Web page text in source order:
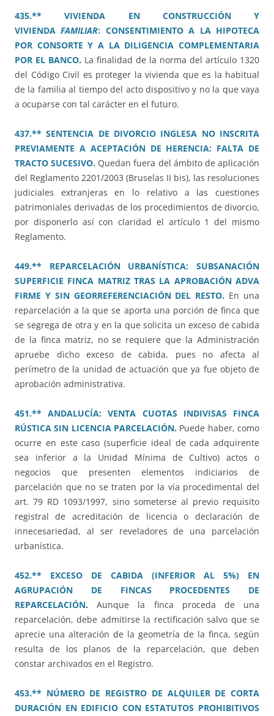
435.** VIVIENDA EN CONSTRUCCIÓN Y
VIVIENDAFAMILIAR: CONSENTIMIENTO A LA HIPOTECA
POR CONSORTE Y A LA DILIGENCIA COMPLEMENTARIA
POR EL BANCO. La finalidad de la norma del artículo 1320
del Código Civil es proteger la vivienda que es la habitual
de la familia al tiempo del acto dispositivo y no la que vaya
a ocuparse con tal carácter en el futuro.
437.** SENTENCIA DE DIVORCIO INGLESA NO INSCRITA
PREVIAMENTE A ACEPTACIÓN DE HERENCIA: FALTA DE
TRACTO SUCESIVO. Quedan fuera del ámbito de aplicación
del Reglamento 2201/2003 (Bruselas II bis), las resoluciones
judiciales extranjeras en lo relativo a las cuestiones
patrimoniales derivadas de los procedimientos de divorcio,
por disponerlo así con claridad el artículo 1 del mismo
Reglamento.
449.** REPARCELACIÓN URBANÍSTICA: SUBSANACIÓN
SUPERFICIE FINCA MATRIZ TRAS LA APROBACIÓN ADVA
FIRME Y SIN GEORREFERENCIACIÓN DEL RESTO. En una
reparcelación a la que se aporta una porción de finca que
se segrega de otra y en la que solicita un exceso de cabida
de la finca matriz, no se requiere que la Administración
apruebe dicho exceso de cabida, pues no afecta al
perímetro de la unidad de actuación que ya fue objeto de
aprobación administrativa.
451.** ANDALUCÍA: VENTA CUOTAS INDIVISAS FINCA
RÚSTICA SIN LICENCIA PARCELACIÓN. Puede haber, como
ocurre en este caso (superficie ideal de cada adquirente
sea inferior a la Unidad Mínima de Cultivo) actos o
negocios que presenten elementos indiciarios de
parcelación que no se traten por la vía procedimental del
art. 79 RD 1093/1997, sino someterse al previo requisito
registral de acreditación de licencia o declaración de
innecesariedad, al ser reveladores de una parcelación
urbanística.
452.** EXCESO DE CABIDA (INFERIOR AL 5%) EN
AGRUPACIÓN DE FINCAS PROCEDENTES DE
REPARCELACIÓN.Aunque la finca proceda de una
reparcelación, debe admitirse la rectificación salvo que se
aprecie una alteración de la geometría de la finca, según
resulta de los planos de la reparcelación, que deben
constar archivados en el Registro.
453.** NÚMERO DE REGISTRO DE ALQUILER DE CORTA
DURACIÓN EN EDIFICIO CON ESTATUTOS PROHIBITIVOS